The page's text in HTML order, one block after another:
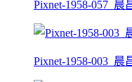
Pixnet-1958-057_
Pixnet-1958-003_